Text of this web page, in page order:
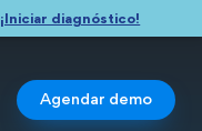
¡Iniciar diagnóstico!
Agendar demo